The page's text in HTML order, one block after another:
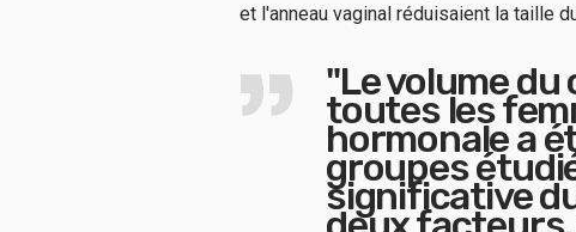
et l'anneau vaginal réduisaient la taille
"Le volume
toutes les
hormonale a
groupes
significative